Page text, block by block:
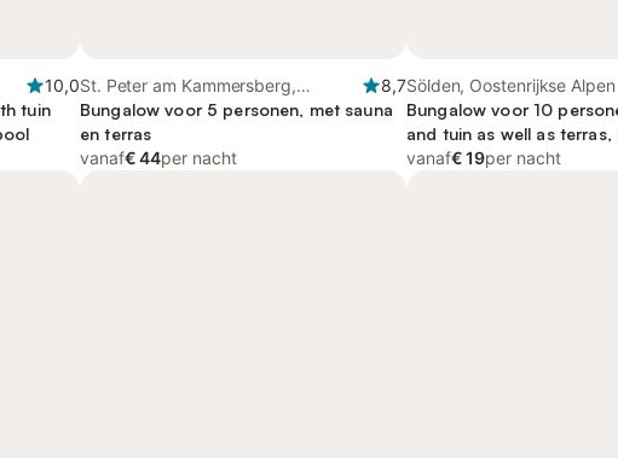
10,0
tuin
St. Peter am Kammersberg,
Stiermarken
8,7
Bungalow voor 5 personen, met sauna
en terras
vanaf€ 44per nacht
Sölden, Oostenrijkse Alpen
Bungalow voor 10
and tuin as well as terras,
vanaf€ 19per nacht